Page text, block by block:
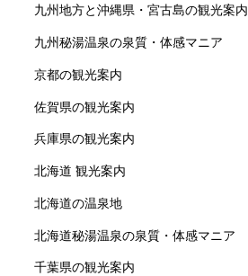
九州地方と沖縄県・宮古島の観光案内
九州秘湯温泉の泉質・体感マニア
京都の観光案内
佐賀県の観光案内
兵庫県の観光案内
北海道 観光案内
北海道の温泉地
北海道秘湯温泉の泉質・体感マニア
千葉県の観光案内